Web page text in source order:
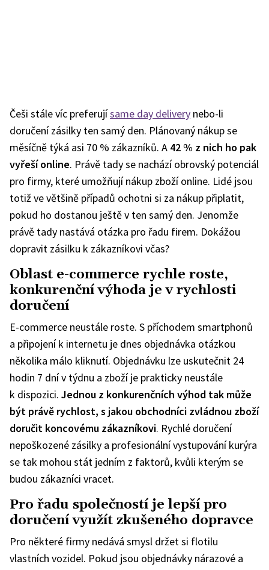
Češi stále víc preferujísame day delivery nebo-li
doručení zásilky ten samý den. Plánovaný nákup se
měsíčně týká asi 70 % zákazníků. A 42 % z nich ho pak
vyřeší online. Právě tady se nachází obrovský potenciál
pro firmy, které umožňují nákup zboží online. Lidé jsou
totiž ve většině případů ochotni si za nákup připlatit,
pokud ho dostanou ještě v ten samý den. Jenomže
právě tady nastává otázka pro řadu firem. Dokážou
dopravit zásilku k zákazníkovi včas?
Oblast e-commerce rychle roste,
konkurenční výhoda je v rychlosti
doručení
E-commerce neustále roste. S příchodem smartphonů
a připojení k internetu je dnes objednávka otázkou
několika málo kliknutí. Objednávku lze uskutečnit 24
hodin 7 dní v týdnu a zboží je prakticky neustále
k dispozici. Jednou z konkurenčních výhod tak může
být právě rychlost, s jakou obchodníci zvládnou zboží
doručit koncovému zákazníkovi. Rychlé doručení
nepoškozené zásilky a profesionální vystupování kurýra
se tak mohou stát jedním z faktorů, kvůli kterým se
budou zákazníci vracet.
Pro řadu společností je lepší pro
doručení využít zkušeného dopravce
Pro některé firmy nedává smysl držet si flotilu
vlastních vozidel. Pokud jsou objednávky nárazové a